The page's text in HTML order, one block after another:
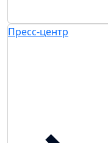
Пресс-центр